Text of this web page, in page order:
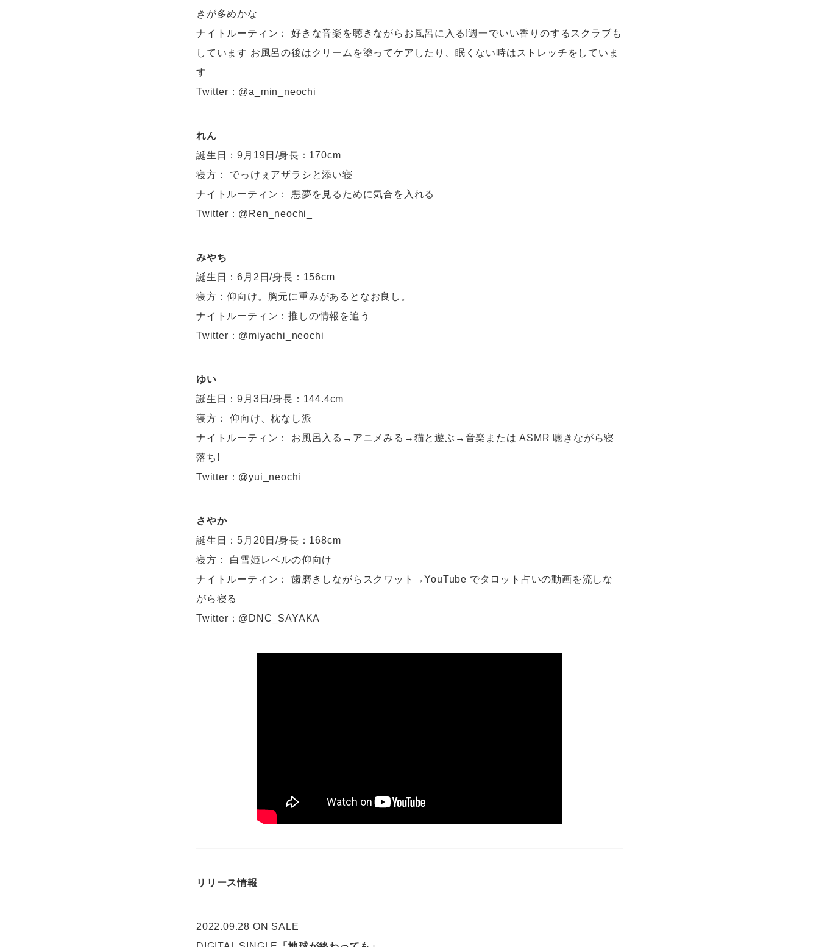
きが多めかな
ナイトルーティン： 好きな音楽を聴きながらお風呂に入る!週一でいい香りのするスクラブも
しています お風呂の後はクリームを塗ってケアしたり、眠くない時はストレッチをしていま
す
Twitter：@a_min_neochi
れん
誕生日：9月19日/身長：170cm
寝方： でっけぇアザラシと添い寝
ナイトルーティン： 悪夢を見るために気合を入れる
Twitter：@Ren_neochi_
みやち
誕生日：6月2日/身長：156cm
寝方：仰向け。胸元に重みがあるとなお良し。
ナイトルーティン：推しの情報を追う
Twitter：@miyachi_neochi
ゆい
誕生日：9月3日/身長：144.4cm
寝方： 仰向け、枕なし派
ナイトルーティン： お風呂入る→アニメみる→猫と遊ぶ→音楽または ASMR 聴きながら寝
落ち!
Twitter：@yui_neochi
さやか
誕生日：5月20日/身長：168cm
寝方： 白雪姫レベルの仰向け
ナイトルーティン： 歯磨きしながらスクワット→YouTube でタロット占いの動画を流しな
がら寝る
Twitter：@DNC_SAYAKA
リリース情報
2022.09.28 ON SALE